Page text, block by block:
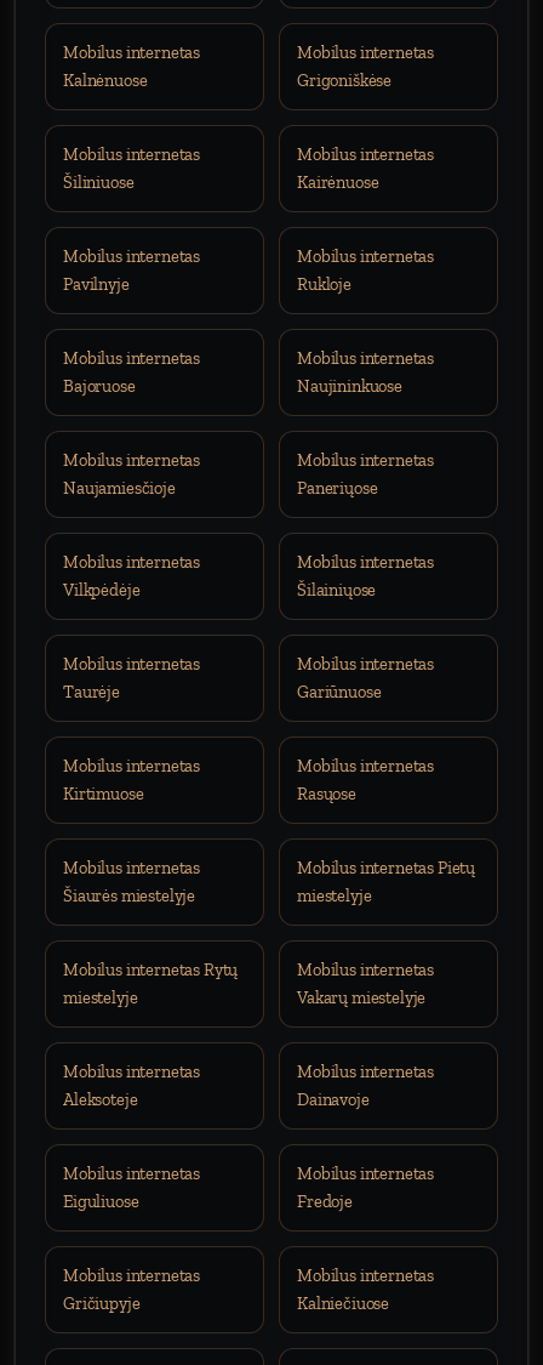
Mobilus internetas
Kalnėnuose
Mobilus internetas
Grigoniškėse
Mobilus internetas
Šiliniuose
Mobilus internetas
Kairėnuose
Mobilus internetas
Pavilnyje
Mobilus internetas
Rukloje
Mobilus internetas
Bajoruose
Mobilus internetas
Naujininkuose
Mobilus internetas
Naujamiesčioje
Mobilus internetas
Paneriųose
Mobilus internetas
Vilkpėdėje
Mobilus internetas
Šilainiųose
Mobilus internetas
Taurėje
Mobilus internetas
Gariūnuose
Mobilus internetas
Kirtimuose
Mobilus internetas
Rasųose
Mobilus internetas
Šiaurės miestelyje
Mobilus internetas Pietų
miestelyje
Mobilus internetas Rytų
miestelyje
Mobilus internetas
Vakarų miestelyje
Mobilus internetas
Aleksoteje
Mobilus internetas
Dainavoje
Mobilus internetas
Eiguliuose
Mobilus internetas
Fredoje
Mobilus internetas
Gričiupyje
Mobilus internetas
Kalniečiuose